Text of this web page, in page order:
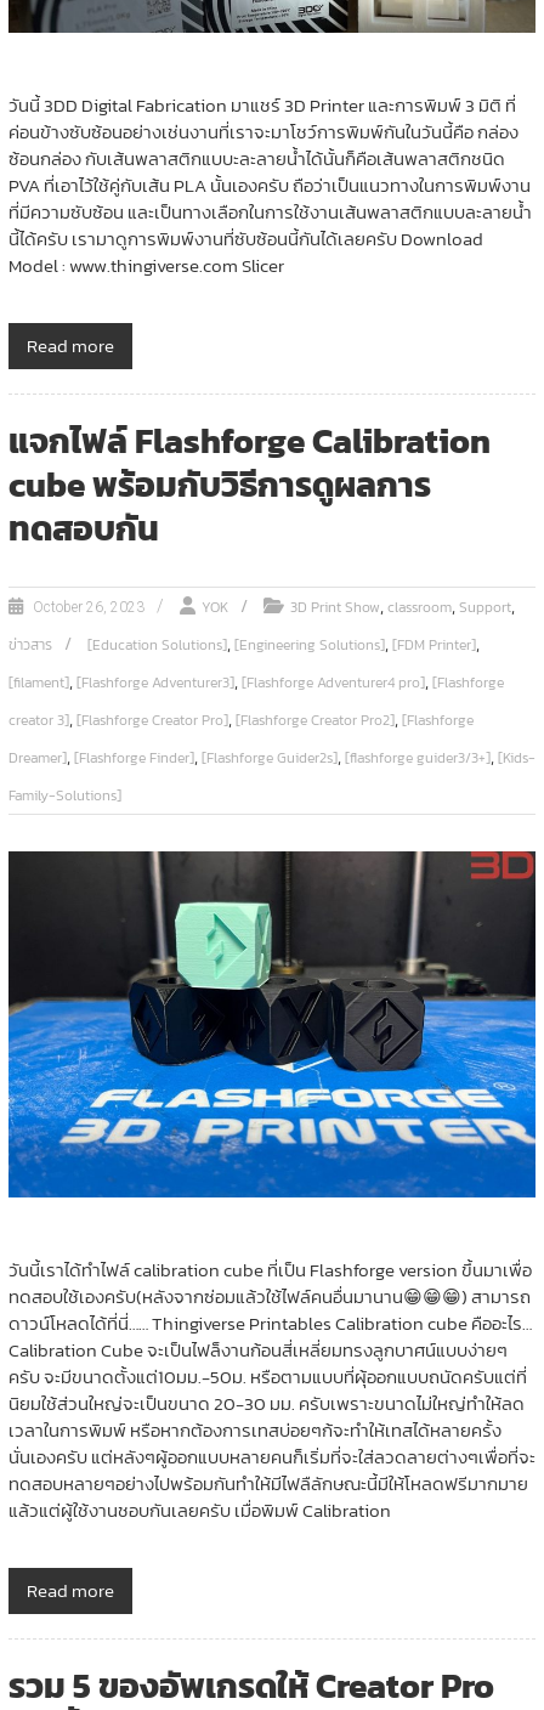
วันนี้ 3DD Digital Fabrication มาแชร์ 3D Printer และการพิมพ์ 3 มิติ ที่
ค่อนข้างซับซ้อนอย่างเช่นงานที่เราจะมาโชว์การพิมพ์กันในวันนี้คือ กล่อง
ซ้อนกล่อง กับเส้นพลาสติกแบบะละลายน้ำได้นั้นก็คือเส้นพลาสติกชนิด
PVA ที่เอาไว้ใช้คู่กับเส้น PLA นั้นเองครับ ถือว่าเป็นแนวทางในการพิมพ์งาน
ที่มีความซับซ้อน และเป็นทางเลือกในการใช้งานเส้นพลาสติกแบบละลายน้ำ
นี้ได้ครับ เรามาดูการพิมพ์งานที่ซับซ้อนนี้กันได้เลยครับ Download
Model : www.thingiverse.com Slicer
Read more
แจกไฟล์ Flashforge Calibration
cube พร้อมกับวิธีการดูผลการ
ทดสอบกัน
October 26, 2023 YOK 3D Print Show,classroom,Support,
ข่าวสาร [Education Solutions],[Engineering Solutions],[FDM Printer],
[filament],[Flashforge Adventurer3],[Flashforge Adventurer4 pro],[Flashforge
creator 3],[Flashforge Creator Pro],[Flashforge Creator Pro2],[Flashforge
Dreamer],[Flashforge Finder],[Flashforge Guider2s],[flashforge guider3/3+],[Kids-
Family-Solutions]
วันนี้เราได้ทำไฟล์ calibration cube ที่เป็น Flashforge version ขึ้นมาเพื่อ
ทดสอบใช้เองครับ(หลังจากซ่อมแล้วใช้ไฟล์คนอื่นมานาน😁😁😁) สามารถ
ดาวน์โหลดได้ที่นี่…… Thingiverse Printables Calibration cube คืออะไร…
Calibration Cube จะเป็นไฟล็งานก้อนสี่เหลี่ยมทรงลูกบาศน์แบบง่ายๆ
ครับ จะมีขนาดตั้งแต่10มม.-50ม. หรือตามแบบที่ผุ้ออกแบบถนัดครับแต่ที่
นิยมใช้ส่วนใหญ่จะเป็นขนาด 20-30 มม. ครับเพราะขนาดไม่ใหญ่ทำให้ลด
เวลาในการพิมพ์ หรือหากต้องการเทสบ่อยๆก้จะทำให้เทสได้หลายครั้ง
นั่นเองครับ แต่หลังๆผู้ออกแบบหลายคนก็เริ่มที่จะใส่ลวดลายต่างๆเพื่อที่จะ
ทดสอบหลายๆอย่างไปพร้อมกันทำให้มีไฟลืลักษณะนี้มีให้โหลดฟรีมากมาย
แล้วแต่ผู้ใช้งานชอบกันเลยครับ เมื่อพิมพ์ Calibration
Read more
รวม 5 ของอัพเกรดให้ Creator Pro